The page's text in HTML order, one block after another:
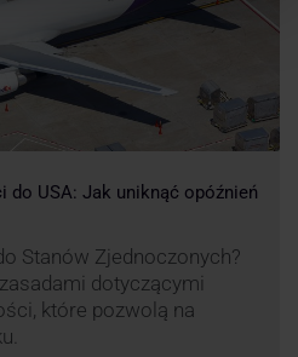
do USA: Jak uniknąć opóźnień
Stanów Zjednoczonych?
dotyczącymi
które pozwolą na